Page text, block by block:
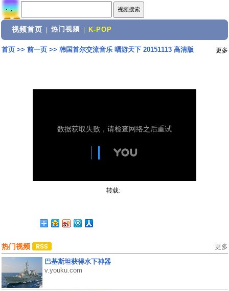
视频首页 热门视频 K-POP
首页>> 前一页>> 韩国首尔交流音乐 唱游天下 20151113 高清版 更多
转载:
热门视频 更多
巴基斯坦获得水下神器
v.youku.com